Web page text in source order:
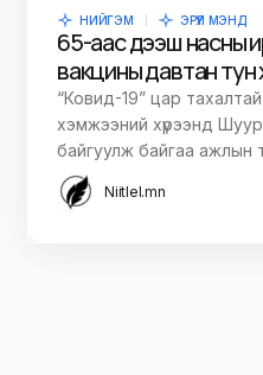
НИЙГЭМ ЭРҮҮЛ МЭНД
65-аас дээш насны
вакцины давтан
“Ковид-19” цар
хэмжээний хүрээнд
байгуулж байгаа ажлын
Niitlel.mn